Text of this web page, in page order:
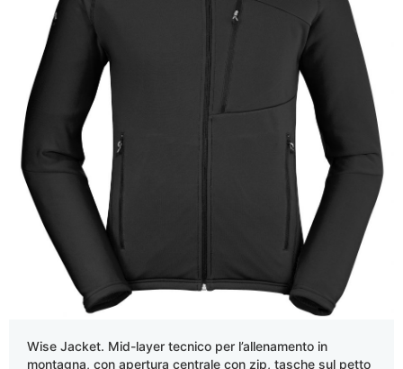
Wise Jacket. Mid-layer tecnico per l’allenamento in
montagna, con apertura centrale con zip, tasche sul petto